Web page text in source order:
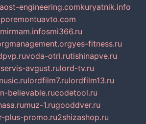
ost-engineering.comkuryatnik.info
poremontuavto.com
mirmam.infosmi366.ru
yes-fitness.ru
voda-otri.rutishinapve.ru
avgust.rulord-tv.ru
lordfilm7.rulordfilm13.ru
believable.rucodetool.ru
muz-1.rugooddver.ru
plus-promo.ru2shizashop.ru